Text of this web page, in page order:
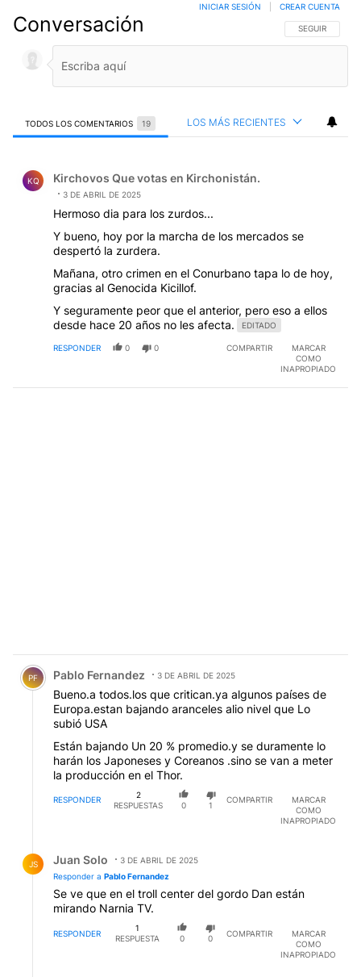
Conversación SIGA ESTA
SEGUIR
INICIAR SESIÓN CREAR CUENTA
TODOS LOS COMENTARIOS 19 LOS MÁS RECIENTES
KQ Kirchovos Que votas en Kirchonistán.
3 DE ABRIL DE 2025
Hermoso dia para los zurdos...
Y bueno, hoy por la marcha de los mercados se
despertó la zurdera.
Mañana, otro crimen en el Conurbano tapa lo de hoy,
gracias al Genocida Kicillof.
Y seguramente peor que el anterior, pero eso a ellos
desde hace 20 años no les afecta.
EDITADO
RESPONDER 0 0 COMPARTIR
MARCAR
COMO
INAPROPIADO
Comentario de Pablo Fernandez.
PF Pablo Fernandez 3 DE ABRIL DE 2025
Bueno.a todos.los que critican.ya algunos países de
Europa.estan bajando aranceles alio nivel que Lo
subió USA
Están bajando Un 20 % promedio.y se duramente lo
harán los Japoneses y Coreanos .sino se van a meter
la producción en el Thor.
RESPONDER
2
RESPUESTAS
0 1
COMPARTIR
MARCAR
COMO
INAPROPIADO
JS Juan Solo
3 DE ABRIL DE 2025
Responder a Pablo Fernandez
Se ve que en el troll center del gordo Dan están
mirando Narnia TV.
RESPONDER
1
RESPUESTA
0 0
COMPARTIR
MARCAR
COMO
INAPROPIADO